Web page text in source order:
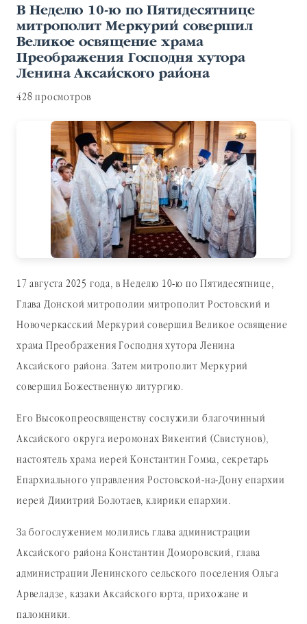
В Неделю 10-ю по Пятидесятнице
митрополит Меркурий совершил
Великое освящение храма
Преображения Господня хутора
Ленина Аксайского района
428 просмотров
17 августа 2025 года, в Неделю 10-ю по Пятидесятнице,
Глава Донской митрополии митрополит Ростовский и
Новочеркасский Меркурий совершил Великое освящение
храма Преображения Господня хутора Ленина
Аксайского района. Затем митрополит Меркурий
совершил Божественную литургию.
Его Высокопреосвященству сослужили благочинный
Аксайского округа иеромонах Викентий (Свистунов),
настоятель храма иерей Константин Гомма, секретарь
Епархиального управления Ростовской-на-Дону епархии
иерей Димитрий Болотаев, клирики епархии.
За богослужением молились глава администрации
Аксайского района Константин Доморовский, глава
администрации Ленинского сельского поселения Ольга
Арвеладзе, казаки Аксайского юрта, прихожане и
паломники.